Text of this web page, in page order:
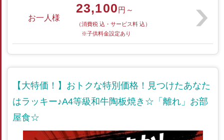
お一人様
23,100円～
（消費税 込・サービス料 込）
※子供料金設定あり
【大特価！】おトクな特別価格！見つけたあなた
はラッキー♪A4等級和牛陶板焼き☆「離れ」お部
屋食☆